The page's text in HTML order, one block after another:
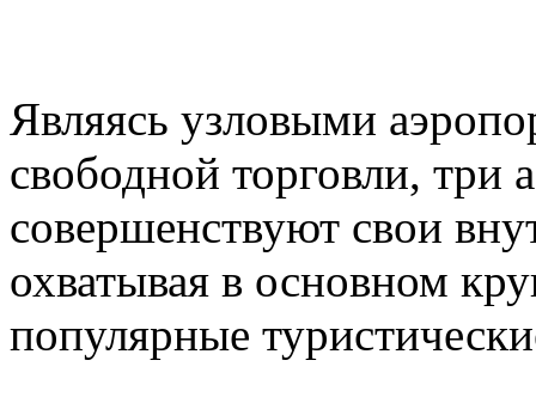
Являясь узловыми
свободной торговли, три
совершенствуют свои
охватывая в основном
популярные